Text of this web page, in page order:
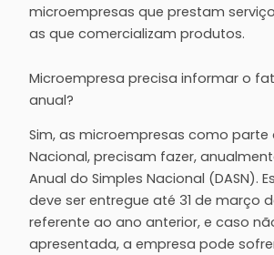
microempresas que prestam
as que comercializam produtos.
Microempresa precisa informar o
anual?
Sim, as microempresas como parte
Nacional, precisam fazer,
Anual do Simples Nacional (DASN).
deve ser entregue até 31 de março
referente ao ano anterior, e caso
apresentada, a empresa pode